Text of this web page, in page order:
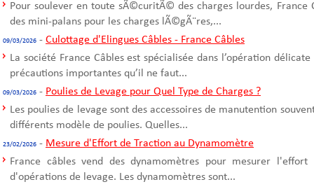
Pour soulever en toute sÃ©curitÃ© des charges lourdes, France
des mini-palans pour les charges lÃ©gÃ¨res,...
09/03/2026 - Culottage d'Elingues Câbles - France Câbles
La société France Câbles est spécialisée dans l’opération
précautions importantes qu’il ne faut...
09/03/2026 - Poulies de Levage pour Quel Type de Charges ?
Les poulies de levage sont des accessoires de manutention
différents modèle de poulies. Quelles...
23/02/2026 - Mesure d'Effort de Traction au Dynamomètre
France câbles vend des dynamomètres pour mesurer
d'opérations de levage. Les dynamomètres sont...